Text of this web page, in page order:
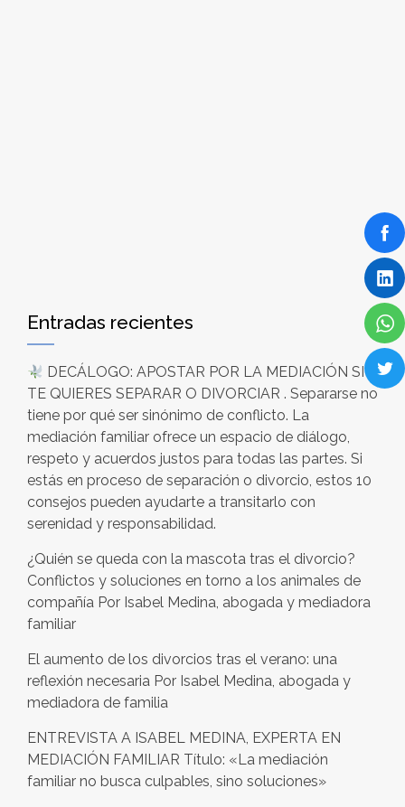
Entradas recientes
DECÁLOGO: APOSTAR POR LA MEDIACIÓN SI
TE QUIERES SEPARAR O DIVORCIAR . Separarse no
tiene por qué ser sinónimo de conflicto. La
mediación familiar ofrece un espacio de diálogo,
respeto y acuerdos justos para todas las partes. Si
estás en proceso de separación o divorcio, estos 10
consejos pueden ayudarte a transitarlo con
serenidad y responsabilidad.
¿Quién se queda con la mascota tras el divorcio?
Conflictos y soluciones en torno a los animales de
compañía Por Isabel Medina, abogada y mediadora
familiar
El aumento de los divorcios tras el verano: una
reflexión necesaria Por Isabel Medina, abogada y
mediadora de familia
ENTREVISTA A ISABEL MEDINA, EXPERTA EN
MEDIACIÓN FAMILIAR Título: «La mediación
familiar no busca culpables, sino soluciones»